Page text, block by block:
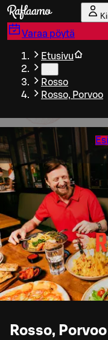
Siirry pääsisältöön
Varaa pöytä
Etusivu
Rosso
Rosso, Porvoo
Rosso, Porvoo